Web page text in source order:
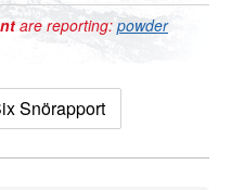
are reporting: powder
Snörapport